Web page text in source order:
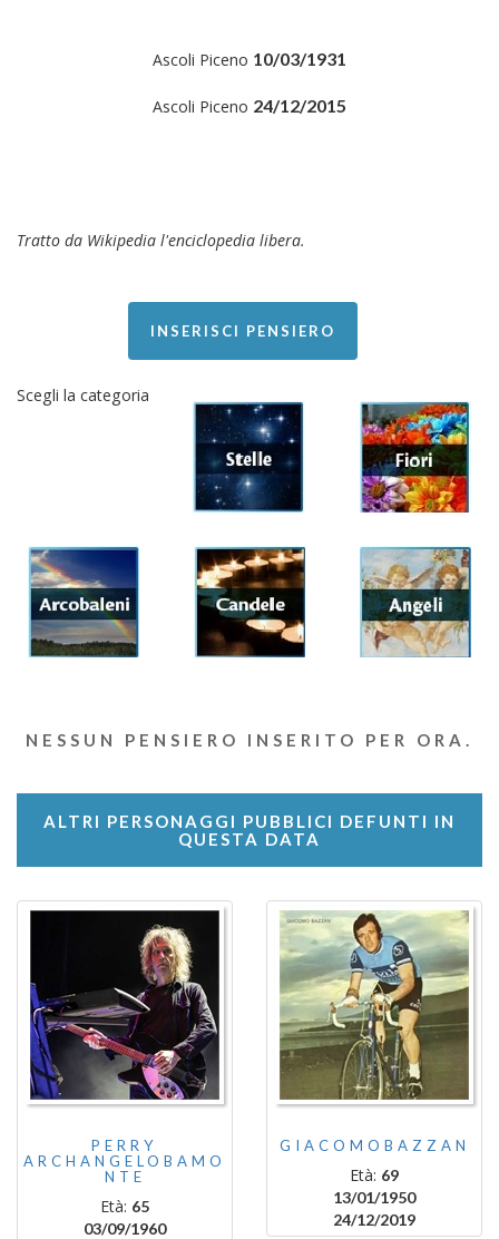
Ascoli Piceno 10/03/1931
Ascoli Piceno 24/12/2015
Tratto da Wikipedia l'enciclopedia libera.
INSERISCI PENSIERO
Scegli la categoria
NESSUN PENSIERO INSERITO PER ORA.
ALTRI PERSONAGGI PUBBLICI DEFUNTI IN
QUESTA DATA
PERRY
ARCHANGELOBAMO
NTE
Età: 65
03/09/1960
GIACOMOBAZZAN
Età: 69
13/01/1950
24/12/2019